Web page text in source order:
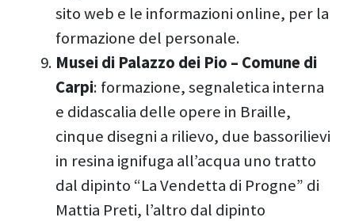
sito web e le informazioni online, per la
formazione del personale.
Musei di Palazzo dei Pio – Comune di
Carpi: formazione, segnaletica interna
e didascalia delle opere in Braille,
cinque disegni a rilievo, due bassorilievi
in resina ignifuga all’acqua uno tratto
dal dipinto “La Vendetta di Progne” di
Mattia Preti, l’altro dal dipinto